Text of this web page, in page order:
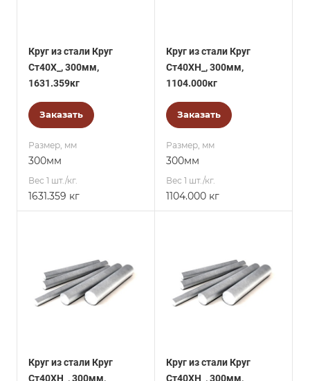
Круг из стали Круг
Ст40Х_, 300мм,
1631.359кг
Заказать
Размер, мм
300мм
Вес 1 шт./кг.
1631.359 кг
Круг из стали Круг
Ст40ХН_, 300мм,
1104.000кг
Заказать
Размер, мм
300мм
Вес 1 шт./кг.
1104.000 кг
Круг из стали Круг
Ст40ХН_, 300мм,
Круг из стали Круг
Ст40ХН_, 300мм,